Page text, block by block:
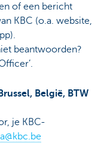
of een bericht
KBC (o.a. website,
beantwoorden?
België, BTW
je KBC-